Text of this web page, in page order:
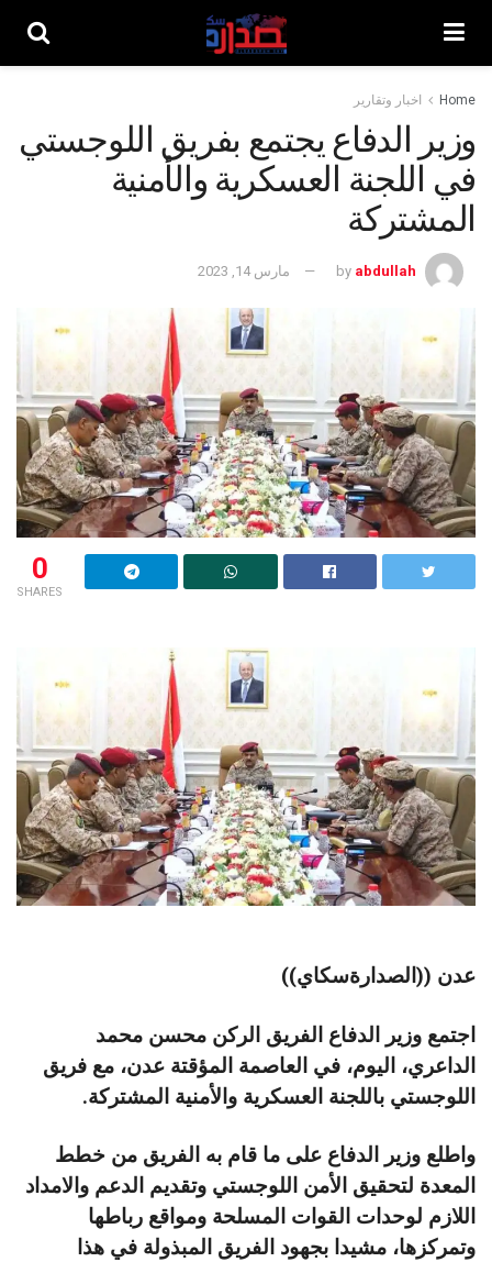
Home اخبار وتقارير
وزير الدفاع يجتمع بفريق اللوجستي
في اللجنة العسكرية والأمنية
المشتركة
by abdullah مارس 14, 2023
0
SHARES
عدن ((الصدارةسكاي))
اجتمع وزير الدفاع الفريق الركن محسن محمد
الداعري، اليوم، في العاصمة المؤقتة عدن، مع فريق
اللوجستي باللجنة العسكرية والأمنية المشتركة.
واطلع وزير الدفاع على ما قام به الفريق من خطط
المعدة لتحقيق الأمن اللوجستي وتقديم الدعم والامداد
اللازم لوحدات القوات المسلحة ومواقع رباطها
وتمركزها، مشيدا بجهود الفريق المبذولة في هذا